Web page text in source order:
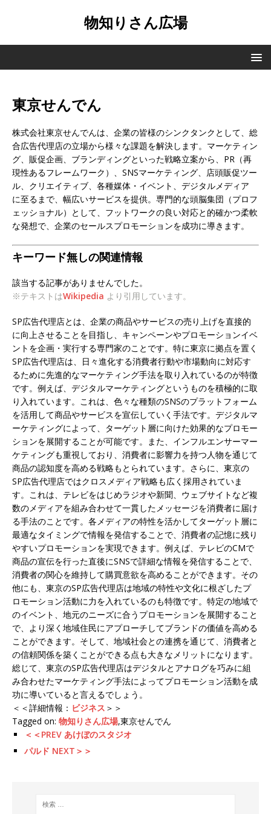
物知りさん広場
東京せんでん
株式会社東京せんでんは、企業の皆様のシンクタンクとして、総
合広告代理店の立場から様々な課題を解決します。マーケティン
グ、販促企画、ブランディングといった戦略立案から、PR（再
現性あるフレームワーク）、SNSマーケティング、店頭販促ツー
ル、クリエイティブ、各種媒体・イベント、デジタルメディア
に至るまで、幅広いサービスを提供。専門的な頭脳集団（プロフ
ェッショナル）として、フットワークの良い対応と的確かつ柔軟
な発想で、企業のセールスプロモーションを成功に導きます。
キーワード無しの関連情報
該当する記事がありませんでした。
※テキストはWikipedia より引用しています。
SP広告代理店とは、企業の商品やサービスの売り上げを直接的
に向上させることを目指し、キャンペーンやプロモーションイベ
ントを企画・実行する専門家のことです。特に東京に拠点を置く
SP広告代理店は、日々進化する消費者行動や市場動向に対応す
るために先進的なマーケティング手法を取り入れているのが特徴
です。例えば、デジタルマーケティングというものを積極的に取
り入れています。これは、色々な種類のSNSのプラットフォーム
を活用して商品やサービスを宣伝していく手法です。デジタルマ
ーケティングによって、ターゲット層に向けた効果的なプロモー
ションを展開することが可能です。また、インフルエンサーマー
ケティングも重視しており、消費者に影響力を持つ人物を通じて
商品の認知度を高める戦略もとられています。さらに、東京の
SP広告代理店ではクロスメディア戦略も広く採用されていま
す。これは、テレビをはじめラジオや新聞、ウェブサイトなど複
数のメディアを組み合わせて一貫したメッセージを消費者に届け
る手法のことです。各メディアの特性を活かしてターゲット層に
最適なタイミングで情報を発信することで、消費者の記憶に残り
やすいプロモーションを実現できます。例えば、テレビのCMで
商品の宣伝を行った直後にSNSで詳細な情報を発信することで、
消費者の関心を維持して購買意欲を高めることができます。その
他にも、東京のSP広告代理店は地域の特性や文化に根ざしたプ
ロモーション活動に力を入れているのも特徴です。特定の地域で
のイベント、地元のニーズに合うプロモーションを展開すること
で、より深く地域住民にアプローチしてブランドの価値を高める
ことができます。そして、地域社会との連携を通じて、消費者と
の信頼関係を築くことができる点も大きなメリットになります。
総じて、東京のSP広告代理店はデジタルとアナログを巧みに組
み合わせたマーケティング手法によってプロモーション活動を成
功に導いていると言えるでしょう。
＜＜詳細情報： ビジネス ＞＞
Tagged on: 物知りさん広場,東京せんでん
＜＜PREV あけぼのスタジオ
パルド NEXT＞＞